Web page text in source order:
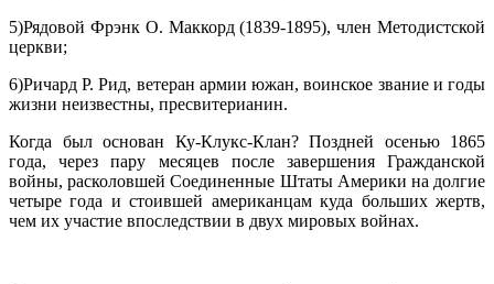
5)Рядовой Фрэнк О. Маккорд (1839-1895), член Методистской
церкви;
6)Ричард Р. Рид, ветеран армии южан, воинское звание и годы
жизни неизвестны, пресвитерианин.
Когда был основан Ку-Клукс-Клан? Поздней осенью 1865
года, через пару месяцев после завершения Гражданской
войны, расколовшей Соединенные Штаты Америки на долгие
четыре года и стоившей американцам куда больших жертв,
чем их участие впоследствии в двух мировых войнах.